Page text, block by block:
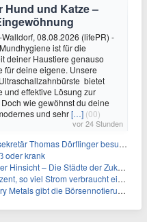
und Katze –
08.08.2026 (lifePR) -
ist für die
deiner Haustiere genauso
für deine eigene. Unsere
bietet
und effektive Lösung zur
wie gewöhnst du deine
und sehr[…] (00)
vor 24 Stunden
besucht Handwerksbetrieb im Kammerbezirk Freiburg
oder krank
– Die Städte der Zukunft sind grün-blau
Strom verbraucht ein Aufzug im Gebäude
an der Frankfurter Wertpapierbörse bekannt